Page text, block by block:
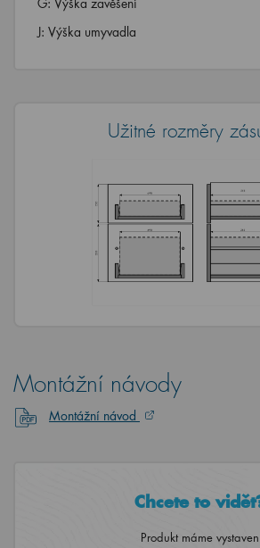
J: Výška umyvadla
Užitné rozměry
Montážní návody
Montážní návod
Chcete to
Produkt máme vystaven